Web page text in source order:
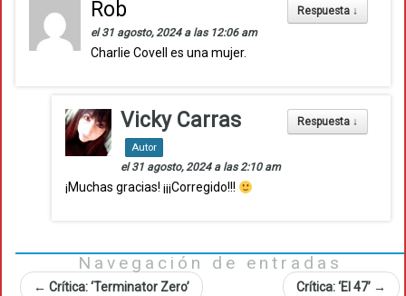
Respuesta ↓
Rob
el 31 agosto, 2024 a las 12:06 am
Charlie Covell es una mujer.
Respuesta ↓
Vicky Carras
Autor
el 31 agosto, 2024 a las 2:10 am
¡Muchas gracias! ¡¡¡Corregido!!!
Navegación de entradas
← Crítica: ‘Terminator Zero’ Crítica: ‘El 47’ →